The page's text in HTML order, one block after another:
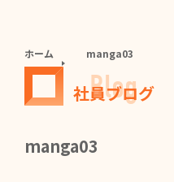
ホーム manga03
Blog
社員ブログ
manga03